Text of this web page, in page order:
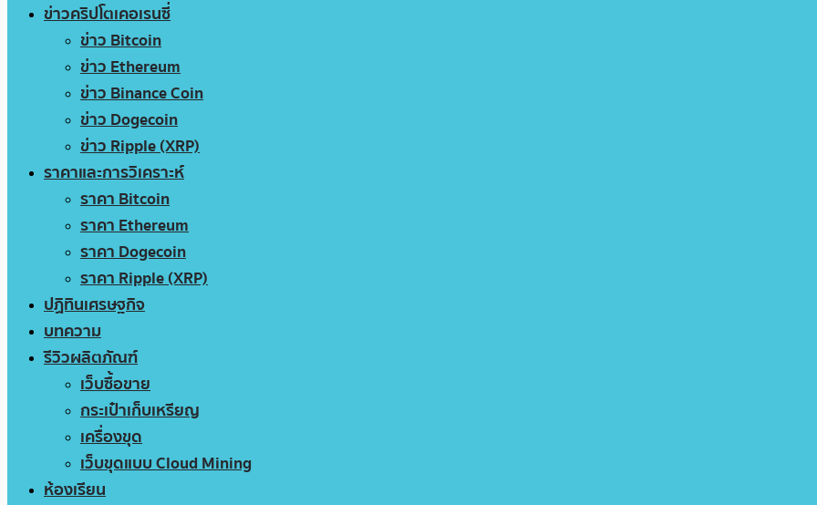
ข่าวคริปโตเคอเรนซี่
ข่าว Bitcoin
ข่าว Ethereum
ข่าว Binance Coin
ข่าว Dogecoin
ข่าว Ripple (XRP)
ราคาและการวิเคราะห์
ราคา Bitcoin
ราคา Ethereum
ราคา Dogecoin
ราคา Ripple (XRP)
ปฏิทินเศรษฐกิจ
บทความ
รีวิวผลิตภัณฑ์
เว็บซื้อขาย
กระเป๋าเก็บเหรียญ
เครื่องขุด
เว็บขุดแบบ Cloud Mining
ห้องเรียน